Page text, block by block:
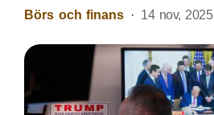
Börs och finans 14 nov, 2025